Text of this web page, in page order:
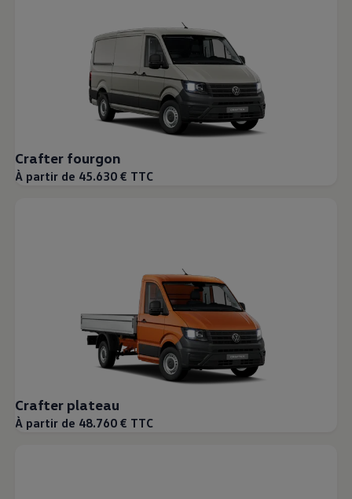
Crafter fourgon
À partir de 45.630 € TTC
Crafter plateau
À partir de 48.760 € TTC